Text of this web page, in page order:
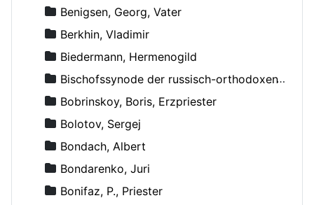
Benigsen, Georg, Vater
Berkhin, Vladimir
Biedermann, Hermenogild
Bischofssynode der russisch-orthodoxen Kirche
Bobrinskoy, Boris, Erzpriester
Bolotov, Sergej
Bondach, Albert
Bondarenko, Juri
Bonifaz, P., Priester